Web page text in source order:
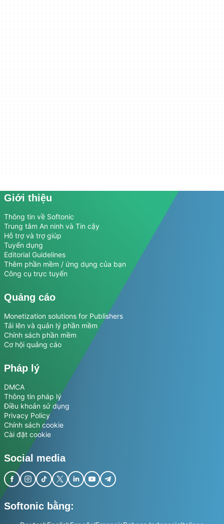
Giới thiệu
Thông tin về Softonic
Trung tâm An ninh và Tin cậy
Hỗ trợ và trợ giúp
Tuyển dụng
Editorial Guidelines
Thêm phần mềm / ứng dụng của bạn
Công cụ trực tuyến
Quảng cáo
Monetization solutions for Publishers
Tải lên và quản lý phần mềm
Chính sách phần mềm
Cơ hội quảng cáo
Pháp lý
DMCA
Thông tin pháp lý
Điều khoản sử dụng
Privacy Policy
Chính sách cookie
Cài đặt cookie
Social media
Softonic bằng: